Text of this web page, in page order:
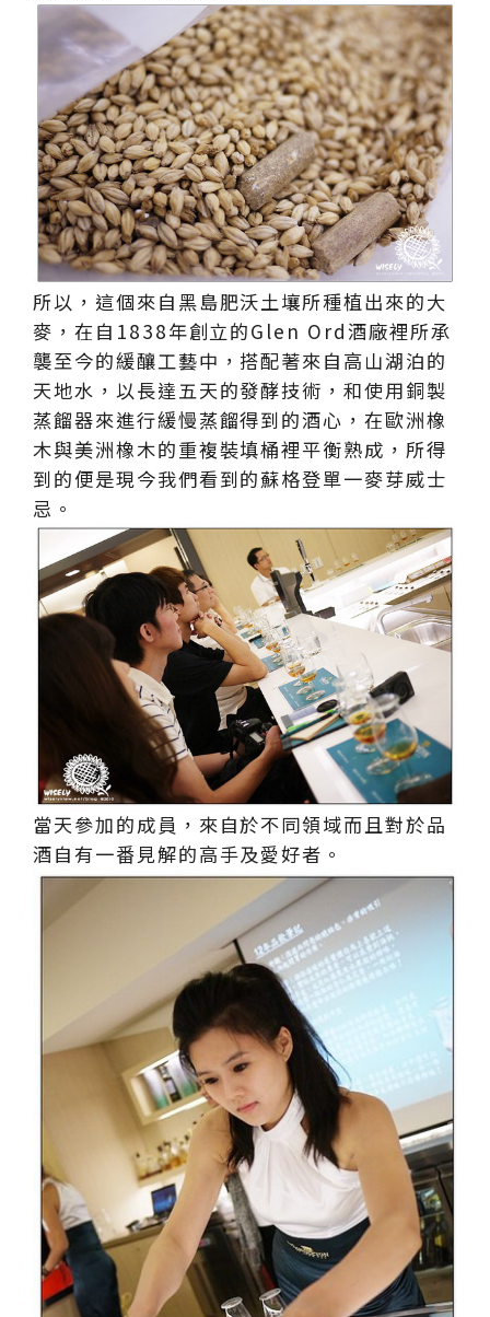
所以，這個來自黑島肥沃土壤所種植出來的大
麥，在自1838年創立的Glen Ord酒廠裡所承
襲至今的緩釀工藝中，搭配著來自高山湖泊的
天地水，以長達五天的發酵技術，和使用銅製
蒸餾器來進行緩慢蒸餾得到的酒心，在歐洲橡
木與美洲橡木的重複裝填桶裡平衡熟成，所得
到的便是現今我們看到的蘇格登單一麥芽威士
忌。
當天參加的成員，來自於不同領域而且對於品
酒自有一番見解的高手及愛好者。